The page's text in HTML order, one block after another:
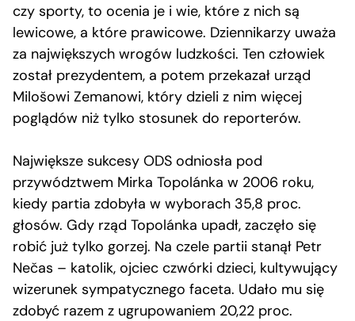
czy sporty, to ocenia je i wie, które z nich są
lewicowe, a które prawicowe. Dziennikarzy uważa
za największych wrogów ludzkości. Ten człowiek
został prezydentem, a potem przekazał urząd
Milošowi Zemanowi, który dzieli z nim więcej
poglądów niż tylko stosunek do reporterów.
Największe sukcesy ODS odniosła pod
przywództwem Mirka Topolánka w 2006 roku,
kiedy partia zdobyła w wyborach 35,8 proc.
głosów. Gdy rząd Topolánka upadł, zaczęło się
robić już tylko gorzej. Na czele partii stanął Petr
Nečas – katolik, ojciec czwórki dzieci, kultywujący
wizerunek sympatycznego faceta. Udało mu się
zdobyć razem z ugrupowaniem 20,22 proc.